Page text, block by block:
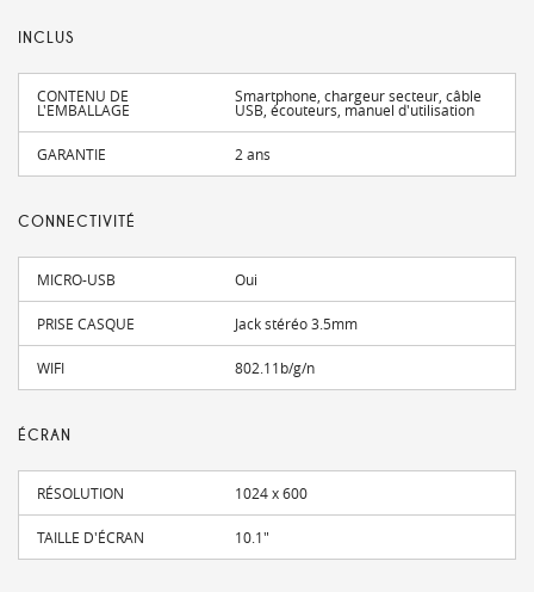
INCLUS
CONTENU DE
L'EMBALLAGE
Smartphone, chargeur secteur, câble
USB, écouteurs, manuel d'utilisation
GARANTIE 2 ans
CONNECTIVITÉ
MICRO-USB Oui
PRISE CASQUE Jack stéréo 3.5mm
WIFI 802.11b/g/n
ÉCRAN
RÉSOLUTION 1024 x 600
TAILLE D'ÉCRAN 10.1"